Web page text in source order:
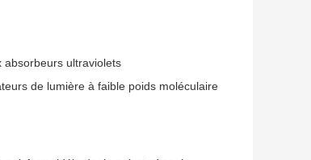
absorbeurs ultraviolets
de lumière à faible poids moléculaire